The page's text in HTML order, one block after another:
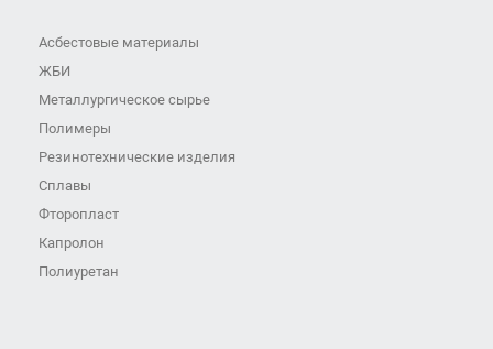
Асбестовые материалы
ЖБИ
Металлургическое сырье
Полимеры
Резинотехнические изделия
Сплавы
Фторопласт
Капролон
Полиуретан